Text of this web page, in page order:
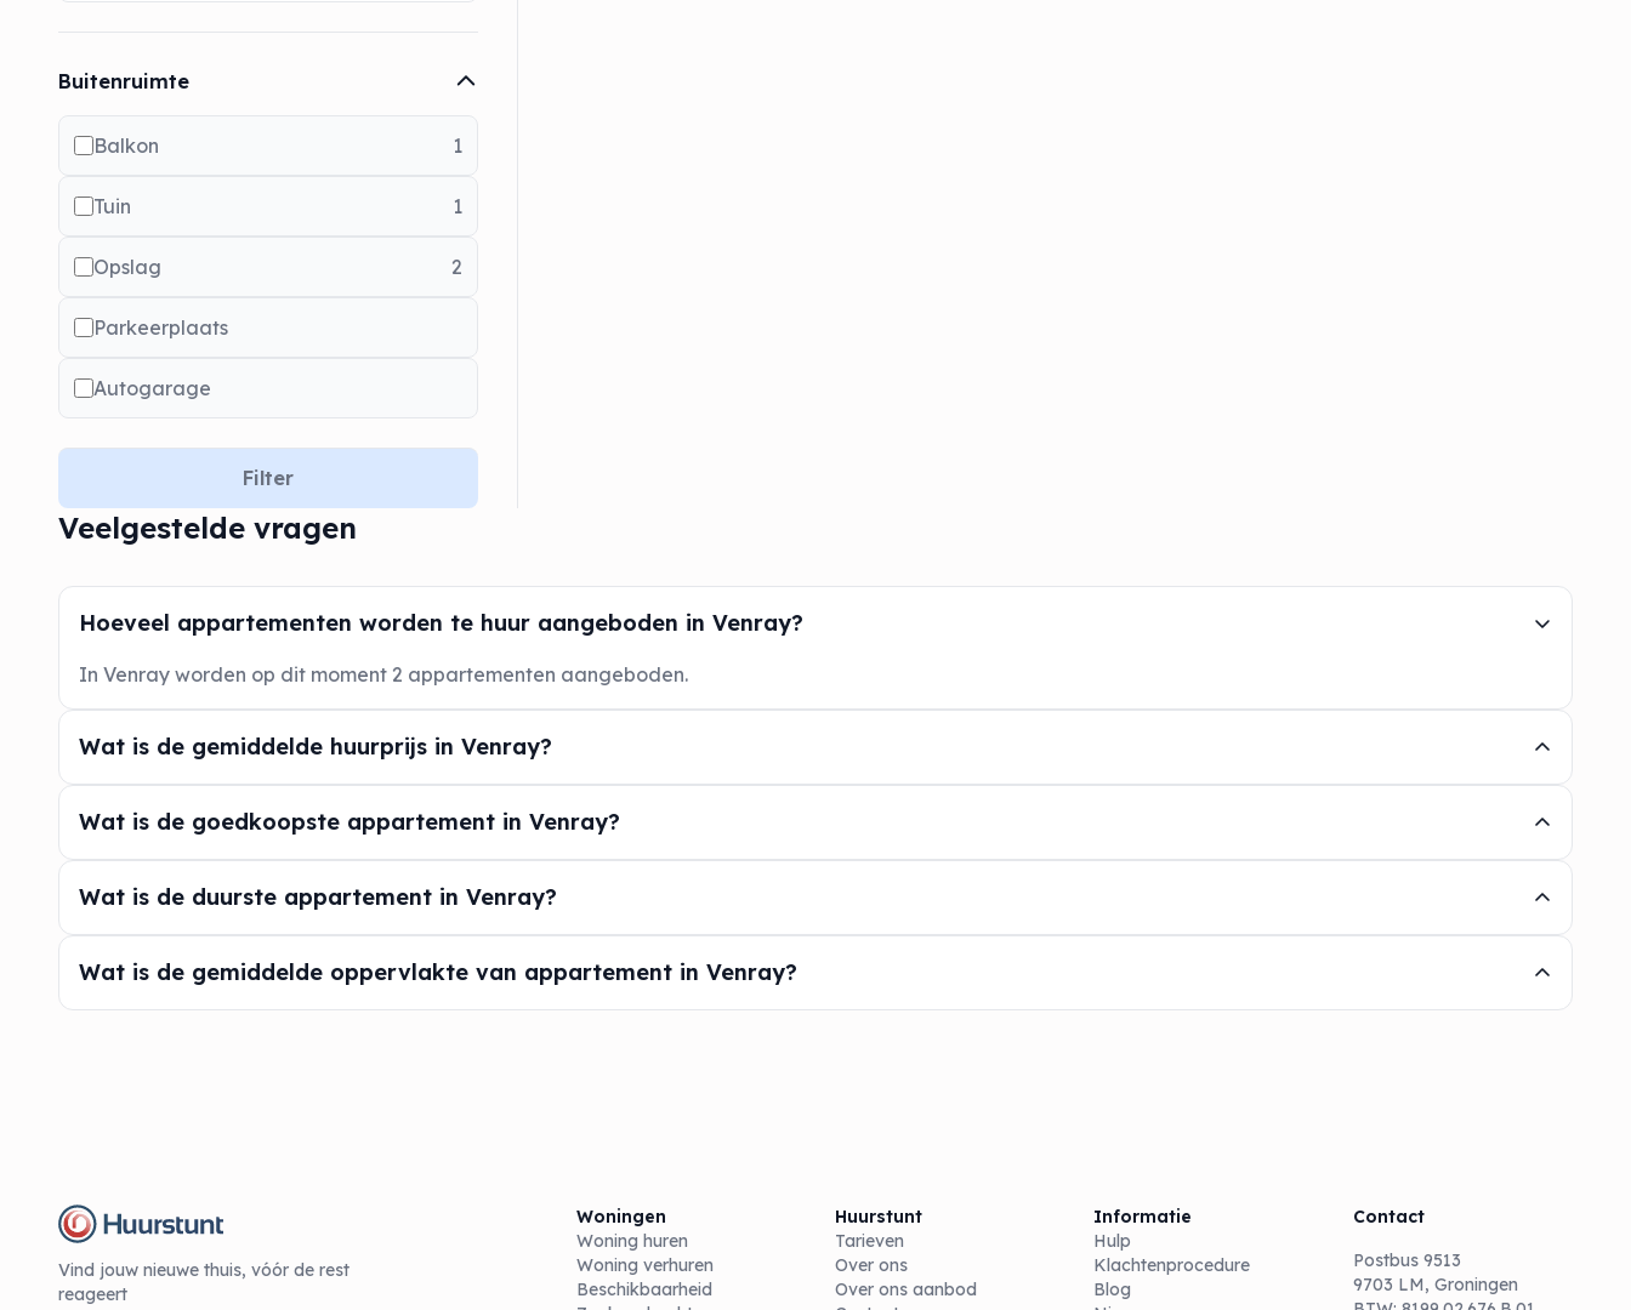
Buitenruimte
Balkon 1
Tuin 1
Opslag 2
Parkeerplaats
Autogarage
Filter
Veelgestelde vragen
Hoeveel appartementen worden te huur aangeboden in Venray?
In Venray worden op dit moment 2 appartementen aangeboden.
Wat is de gemiddelde huurprijs in Venray?
Wat is de goedkoopste appartement in Venray?
Wat is de duurste appartement in Venray?
Wat is de gemiddelde oppervlakte van appartement in Venray?
Vind jouw nieuwe thuis, vóór de rest
reageert
Woningen
Woning huren
Woning verhuren
Beschikbaarheid
Huurstunt
Tarieven
Over ons
Over ons aanbod
Informatie
Hulp
Klachtenprocedure
Blog
Contact
Postbus 9513
9703 LM, Groningen